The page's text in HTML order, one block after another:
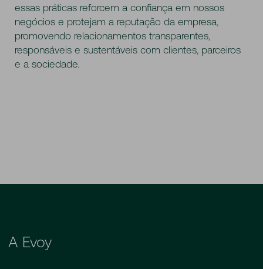
essas práticas reforcem a confiança em nossos
negócios e protejam a reputação da empresa,
promovendo relacionamentos transparentes,
responsáveis e sustentáveis com clientes, parceiros
e a sociedade.
A Evoy